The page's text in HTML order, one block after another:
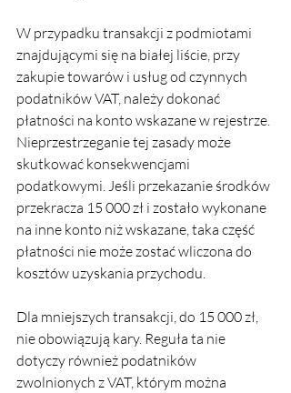
W przypadku transakcji z podmiotami
znajdującymi się na białej liście, przy
zakupie towarów i usług od czynnych
podatników VAT, należy dokonać
płatności na konto wskazane w rejestrze.
Nieprzestrzeganie tej zasady może
skutkować konsekwencjami
podatkowymi. Jeśli przekazanie środków
przekracza 15 000 zł i zostało wykonane
na inne konto niż wskazane, taka część
płatności nie może zostać wliczona do
kosztów uzyskania przychodu.
Dla mniejszych transakcji, do 15 000 zł,
nie obowiązują kary. Reguła ta nie
dotyczy również podatników
zwolnionych z VAT, którym można